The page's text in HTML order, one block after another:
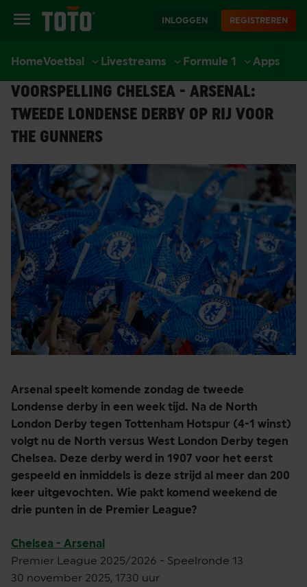
INLOGGEN REGISTREREN
HomeVoetbal Livestreams Formule 1 Apps
27-11-2025 Voetbal Voetbal Tips Premier League
Arsenal
VOORSPELLING CHELSEA - ARSENAL:
TWEEDE LONDENSE DERBY OP RIJ VOOR
THE GUNNERS
Arsenal speelt komende zondag de tweede
Londense derby in een week tijd. Na de North
London Derby tegen Tottenham Hotspur (4-1 winst)
volgt nu de North versus West London Derby tegen
Chelsea. Deze derby werd in 1907 voor het eerst
gespeeld en inmiddels is deze strijd al meer dan 200
keer uitgevochten. Wie pakt komend weekend de
drie punten in de Premier League?
Chelsea - Arsenal
Premier League 2025/2026 - Speelronde 13
30 november 2025, 17.30 uur